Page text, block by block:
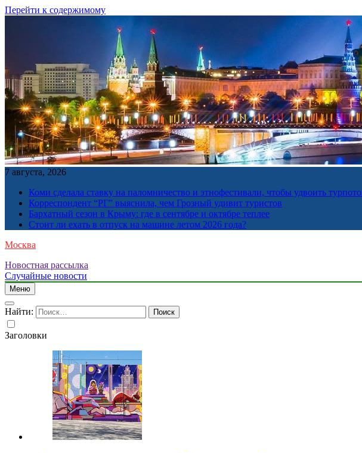
Перейти к содержимому
7 августа, 2026
Коми сделала ставку на паломничество и этнофестивали, чтобы удвоить
Корреспондент “РГ” выяснила, чем Грозный удивит туристов
Бархатный сезон в Крыму: где в сентябре и октябре теплее
Стоит ли ехать в отпуск на машине летом 2026 года?
Москва
Новостная рассылка
Случайные новости
Меню
Найти:
Заголовки